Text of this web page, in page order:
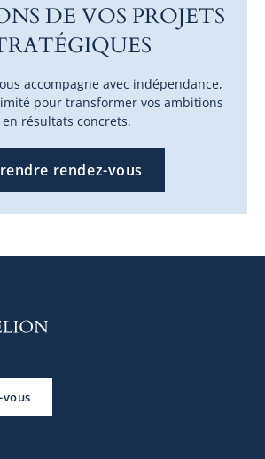
DE VOS PROJETS
accompagne avec indépendance,
pour transformer vos ambitions
en résultats concrets.
rendez-vous